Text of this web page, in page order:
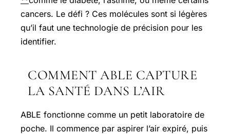
cancers. Le défi ? Ces molécules sont si légères
qu’il faut une technologie de précision pour les
identifier.
COMMENT ABLE CAPTURE
LA SANTÉ DANS L’AIR
ABLE fonctionne comme un petit laboratoire de
poche. Il commence par aspirer l’air expiré, puis